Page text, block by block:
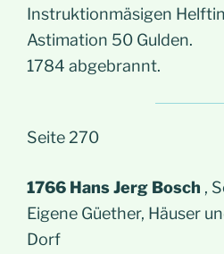
Instruktionmäsigen
Astimation 50 Gulden.
1784 abgebrannt.
Seite 270
1766 Hans Jerg Bosch ,
Eigene Güether, Häuser
Dorf